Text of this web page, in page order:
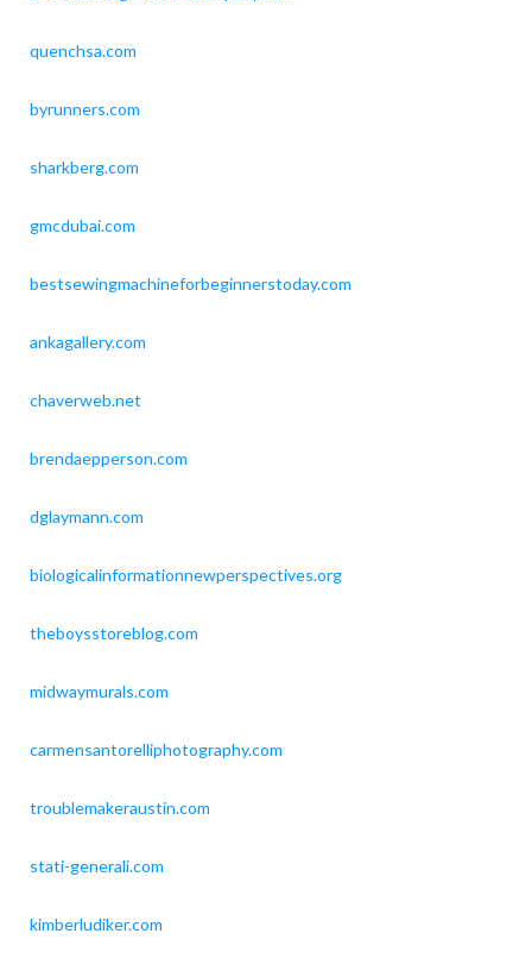
quenchsa.com
byrunners.com
sharkberg.com
gmcdubai.com
bestsewingmachineforbeginnerstoday.com
ankagallery.com
chaverweb.net
brendaepperson.com
dglaymann.com
biologicalinformationnewperspectives.org
theboysstoreblog.com
midwaymurals.com
carmensantorelliphotography.com
troublemakeraustin.com
stati-generali.com
kimberludiker.com